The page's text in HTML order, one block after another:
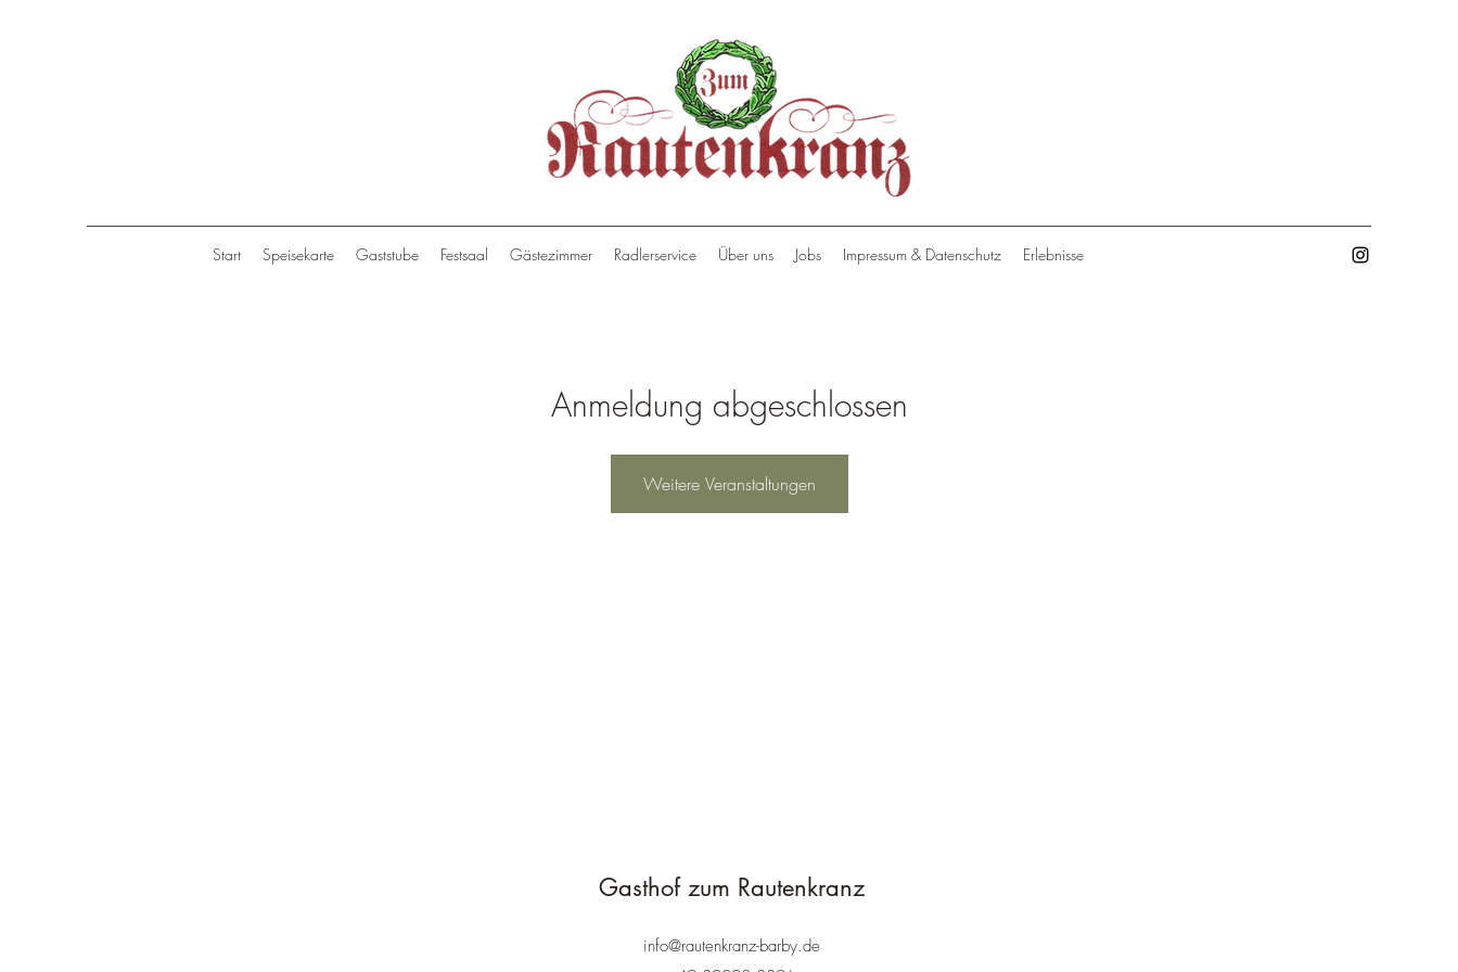
Start Speisekarte Gaststube Festsaal Gästezimmer Radlerservice Über uns Jobs Impressum & Datenschutz Erlebnisse
Anmeldung abgeschlossen
Weitere Veranstaltungen
Gasthof zum Rautenkranz
info@rautenkranz-barby.de